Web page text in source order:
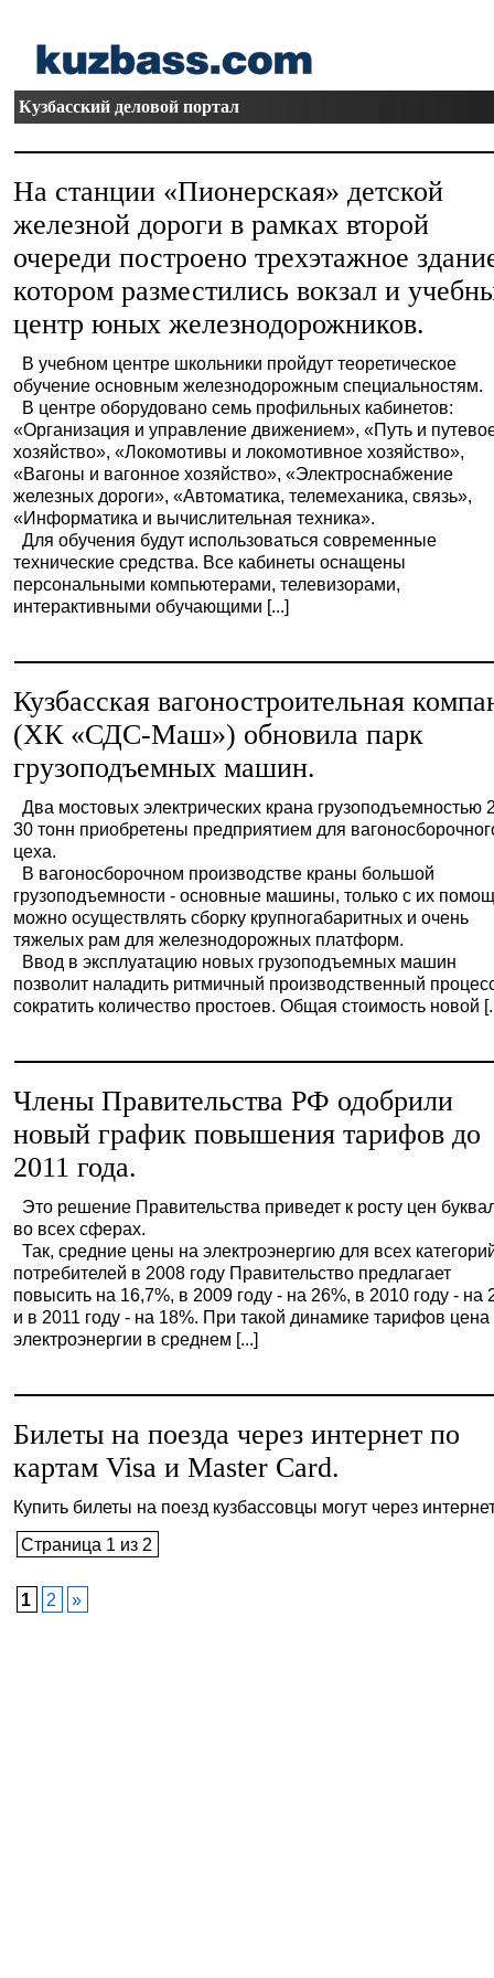
Кузбасский деловой портал
На станции «Пионерская» детской
железной дороги в рамках второй
очереди построено трехэтажное
котором разместились вокзал и
центр юных железнодорожников.
В учебном центре школьники пройдут теоретическое
обучение основным железнодорожным специальностям.
В центре оборудовано семь профильных кабинетов:
«Организация и управление движением», «Путь и
хозяйство», «Локомотивы и локомотивное хозяйство»,
«Вагоны и вагонное хозяйство», «Электроснабжение
железных дороги», «Автоматика, телемеханика, связь»,
«Информатика и вычислительная техника».
Для обучения будут использоваться современные
технические средства. Все кабинеты оснащены
персональными компьютерами, телевизорами,
интерактивными обучающими [...]
Кузбасская вагоностроительная
(ХК «СДС-Маш») обновила парк
грузоподъемных машин.
Два мостовых электрических крана грузоподъемностью
30 тонн приобретены предприятием для
цеха.
В вагоносборочном производстве краны большой
грузоподъемности - основные машины, только с их
можно осуществлять сборку крупногабаритных и очень
тяжелых рам для железнодорожных платформ.
Ввод в эксплуатацию новых грузоподъемных машин
позволит наладить ритмичный производственный
сократить количество простоев. Общая стоимость новой
Члены Правительства РФ одобрили
новый график повышения тарифов до
2011 года.
Это решение Правительства приведет к росту цен
во всех сферах.
Так, средние цены на электроэнергию для всех
потребителей в 2008 году Правительство предлагает
повысить на 16,7%, в 2009 году - на 26%, в 2010 году - на
и в 2011 году - на 18%. При такой динамике тарифов цена
электроэнергии в среднем [...]
Билеты на поезда через интернет по
картам Visa и Master Card.
Купить билеты на поезд кузбассовцы могут через
Страница 1 из 2
1 2 »